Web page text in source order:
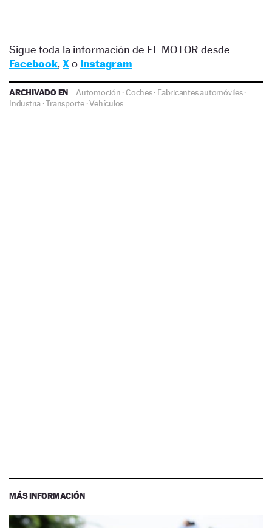
Sigue toda la información de EL MOTOR desde
Facebook, Xo Instagram
ARCHIVADO EN Automoción ·Coches· Fabricantes automóviles·
Industria·Transporte·Vehículos
MÁS INFORMACIÓN